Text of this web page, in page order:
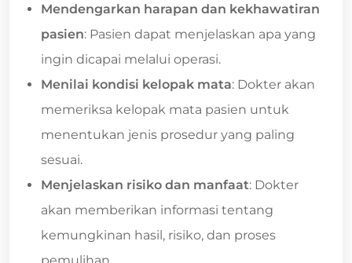
Mendengarkan harapan dan kekhawatiran
pasien: Pasien dapat menjelaskan apa yang
ingin dicapai melalui operasi.
Menilai kondisi kelopak mata: Dokter akan
memeriksa kelopak mata pasien untuk
menentukan jenis prosedur yang paling
sesuai.
Menjelaskan risiko dan manfaat: Dokter
akan memberikan informasi tentang
kemungkinan hasil, risiko, dan proses
pemulihan.